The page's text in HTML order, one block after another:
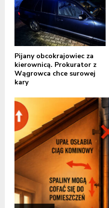
Pijany obcokrajowiec za
kierownicą. Prokurator z
Wągrowca chce surowej
kary